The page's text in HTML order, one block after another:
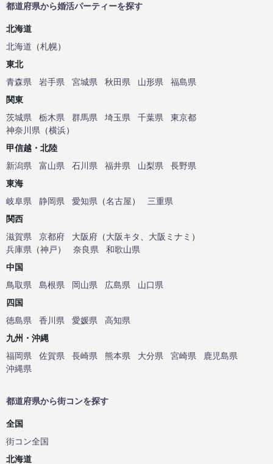
都道府県から婚活パーティーを探す
北海道
北海道 （札幌）
東北
青森県
岩手県 宮城県 秋田県 山形県
福島県
関東
茨城県
栃木県 群馬県 埼玉県 千葉県
東京都
神奈川県 （横浜）
甲信越・北陸
新潟県
富山県 石川県 福井県 山梨県
長野県
東海
岐阜県
静岡県 愛知県 （名古屋）
三重県
関西
滋賀県
京都府 大阪府 （大阪キタ 大阪ミナミ ）
兵庫県 （神戸） 奈良県
和歌山県
中国
鳥取県
島根県 岡山県 広島県
山口県
四国
徳島県
香川県 愛媛県
高知県
九州・沖縄
福岡県
佐賀県 長崎県 熊本県 大分県 宮崎県
鹿児島県
沖縄県
都道府県から街コンを探す
全国
街コン全国
北海道